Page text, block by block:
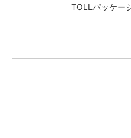
TOLLパッケー